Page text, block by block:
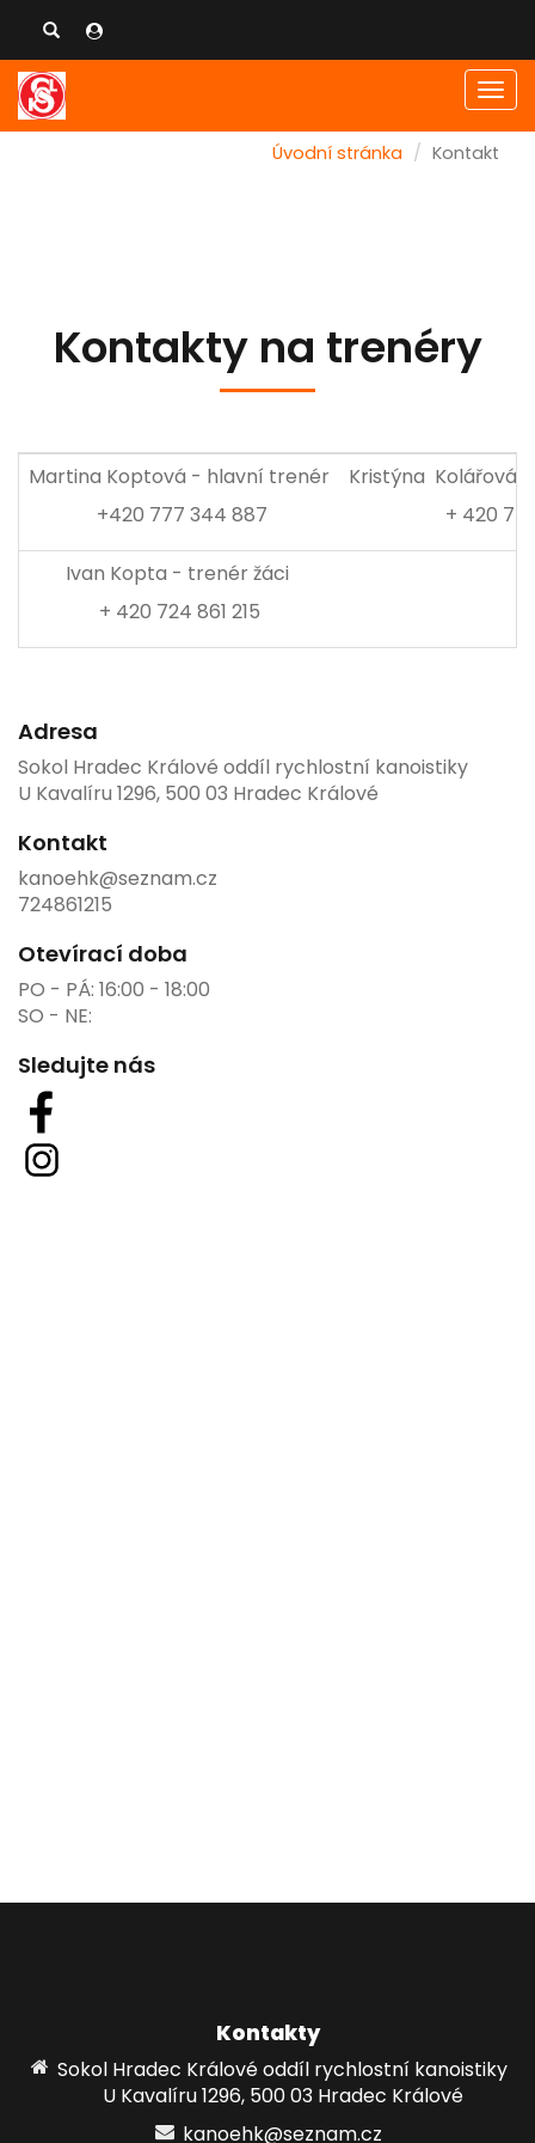
Úvodní stránka Kontakt
Kontakty na trenéry
Martina Koptová - hlavní trenér
+420 777 344 887
Kristýna Kolářová
+ 420
Ivan Kopta - trenér žáci
+ 420 724 861 215
Adresa
Sokol Hradec Králové oddíl rychlostní kanoistiky
U Kavalíru 1296, 500 03 Hradec Králové
Kontakt
kanoehk@seznam.cz
724861215
Otevírací doba
PO - PÁ: 16:00 - 18:00
SO - NE:
Sledujte nás
Kontakty
Sokol Hradec Králové oddíl rychlostní kanoistiky
U Kavalíru 1296, 500 03 Hradec Králové
kanoehk@seznam.cz